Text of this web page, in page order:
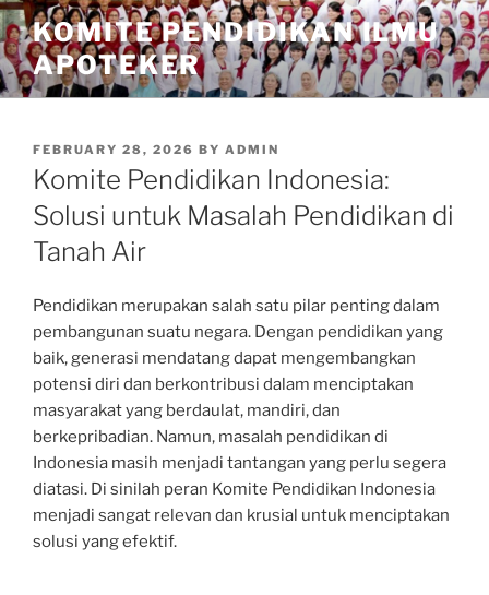
Skip
to
content
KOMITE PENDIDIKAN ILMU
APOTEKER
POSTED
ON
FEBRUARY 28, 2026 BY ADMIN
Komite Pendidikan Indonesia:
Solusi untuk Masalah Pendidikan di
Tanah Air
Pendidikan merupakan salah satu pilar penting dalam
pembangunan suatu negara. Dengan pendidikan yang
baik, generasi mendatang dapat mengembangkan
potensi diri dan berkontribusi dalam menciptakan
masyarakat yang berdaulat, mandiri, dan
berkepribadian. Namun, masalah pendidikan di
Indonesia masih menjadi tantangan yang perlu segera
diatasi. Di sinilah peran Komite Pendidikan Indonesia
menjadi sangat relevan dan krusial untuk menciptakan
solusi yang efektif.